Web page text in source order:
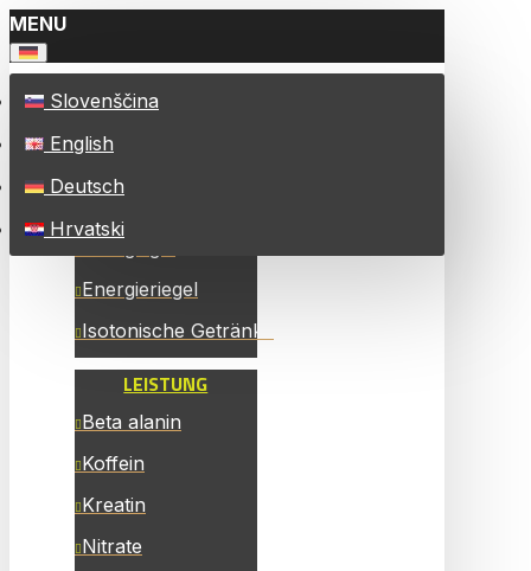
MENU
Slovenščina
English
Deutsch
Hrvatski
Energieriegel
Isotonische Getränke
LEISTUNG
Beta alanin
Koffein
Kreatin
Nitrate